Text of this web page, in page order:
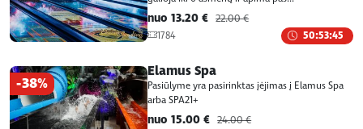
nuo 13.20 € 22.00 €
1784
50:53:45
-38%
Elamus Spa
Pasiūlyme yra pasirinktas įėjimas į Elamus Spa
arba SPA21+
nuo 15.00 € 24.00 €